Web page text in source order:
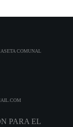
COMUNAL
PARA EL